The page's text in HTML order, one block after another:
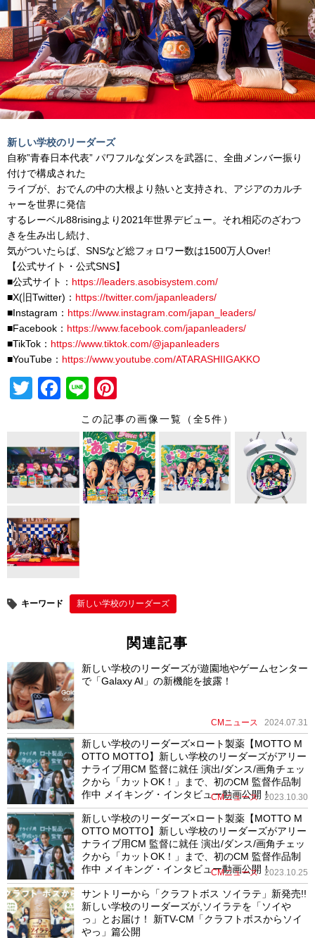
新しい学校のリーダーズ
自称”青春日本代表” パワフルなダンスを武器に、全曲メンバー振り
付けで構成された
ライブが、おでんの中の大根より熱いと支持され、アジアのカルチ
ャーを世界に発信
するレーベル88risingより2021年世界デビュー。それ相応のざわつ
きを生み出し続け、
気がついたらば、SNSなど総フォロワー数は1500万人Over!
【公式サイト・公式SNS】
■公式サイト： https://leaders.asobisystem.com/
■X(旧Twitter)： https://twitter.com/japanleaders/
■Instagram： https://www.instagram.com/japan_leaders/
■Facebook： https://www.facebook.com/japanleaders/
■TikTok： https://www.tiktok.com/@japanleaders
■YouTube： https://www.youtube.com/ATARASHIIGAKKO
T
er
F
e
b
o
k
Li
n
e
nt
er
e
st
この記事の画像一覧（全5件）
キーワード 新しい学校のリーダーズ
関連記事
新しい学校のリーダーズが遊園地やゲームセンター
で「Galaxy AI」の新機能を披露！
CMニュース 2024.07.31
新しい学校のリーダーズ×ロート製薬【MOTTO M
OTTO MOTTO】新しい学校のリーダーズがアリー
ナライブ用CM 監督に就任 演出/ダンス/画角チェッ
クから「カットOK！」まで、初のCM 監督作品制
作中 メイキング・インタビュー動画公開！
CMニュース 2023.10.30
新しい学校のリーダーズ×ロート製薬【MOTTO M
OTTO MOTTO】新しい学校のリーダーズがアリー
ナライブ用CM 監督に就任 演出/ダンス/画角チェッ
クから「カットOK！」まで、初のCM 監督作品制
作中 メイキング・インタビュー動画公開！
CMニュース 2023.10.25
サントリーから「クラフトボス ソイラテ」新発売!!
新しい学校のリーダーズが,ソイラテを「ソイや
っ」とお届け！ 新TV-CM「クラフトボスからソイ
やっ」篇公開